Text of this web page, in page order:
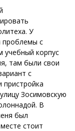
У
проблемы с
учебный корпус
там были свои
с
Зосимовскую
В
был
стоит